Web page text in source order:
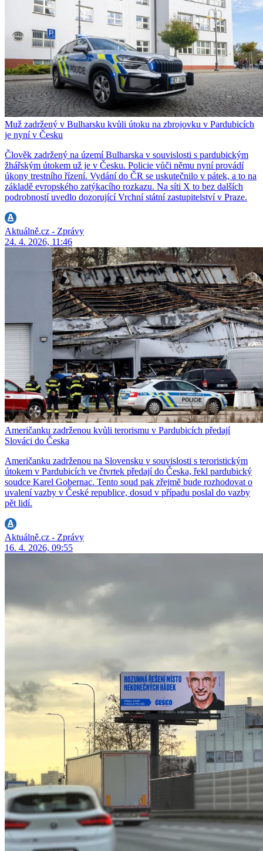
Muž zadržený v Bulharsku kvůli útoku na zbrojovku v Pardubicích
je nyní v Česku
Člověk zadržený na území Bulharska v souvislosti s pardubickým
žhářským útokem už je v Česku. Policie vůči němu nyní provádí
úkony trestního řízení. Vydání do ČR se uskutečnilo v pátek, a to na
základě evropského zatýkacího rozkazu. Na síti X to bez dalších
podrobností uvedlo dozorující Vrchní státní zastupitelství v Praze.
Aktuálně.cz - Zprávy
24. 4. 2026, 11:46
Američanku zadrženou kvůli terorismu v Pardubicích předají
Slováci do Česka
Američanku zadrženou na Slovensku v souvislosti s teroristickým
útokem v Pardubicích ve čtvrtek předají do Česka, řekl pardubický
soudce Karel Gobernac. Tento soud pak zřejmě bude rozhodovat o
uvalení vazby v České republice, dosud v případu poslal do vazby
pět lidí.
Aktuálně.cz - Zprávy
16. 4. 2026, 09:55